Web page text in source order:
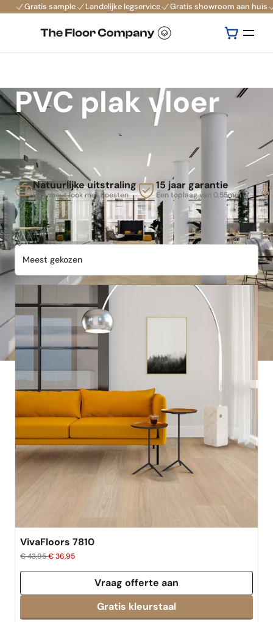
Gratis sample Landelijke legservice Gratis showroom aan huis
PVC plak vloer
Natuurlijke uitstraling
Eikenhout look met noesten
15 jaar garantie
Een toplaag van 0,55mm
VivaFloors 7810
€ 43,95€ 36,95
Vraag offerte aan